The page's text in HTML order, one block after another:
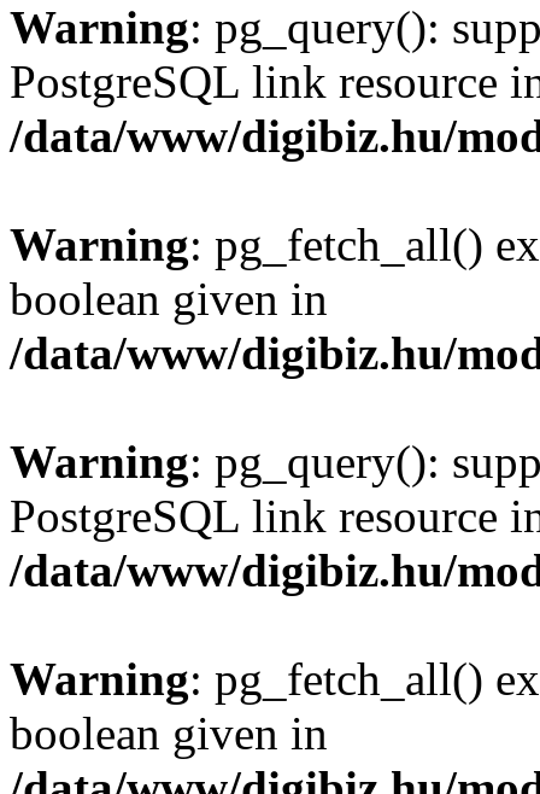
Warning: pg_query():
PostgreSQL link resource
/data/www/digibiz.hu/
Warning: pg_fetch_all()
boolean given in
/data/www/digibiz.hu/
Warning: pg_query():
PostgreSQL link resource
/data/www/digibiz.hu/
Warning: pg_fetch_all()
boolean given in